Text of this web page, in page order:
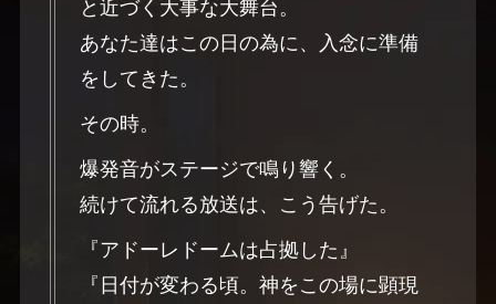
と近づく大事な大舞台。
あなた達はこの日の為に、入念に準備
をしてきた。
その時。
爆発音がステージで鳴り響く。
続けて流れる放送は、こう告げた。
『アドーレドームは占拠した』
『日付が変わる頃。神をこの場に顕現